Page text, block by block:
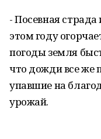
- Посевная
этом году
погоды земля
что дожди все же
упавшие на
урожай.